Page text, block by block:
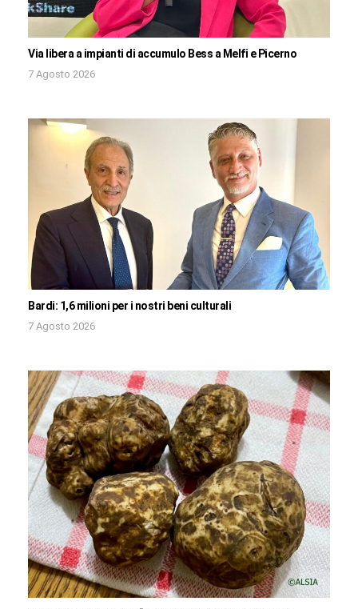
Via libera a impianti di accumulo Bess a Melfi e Picerno
7 Agosto 2026
Bardi: 1,6 milioni per i nostri beni culturali
7 Agosto 2026